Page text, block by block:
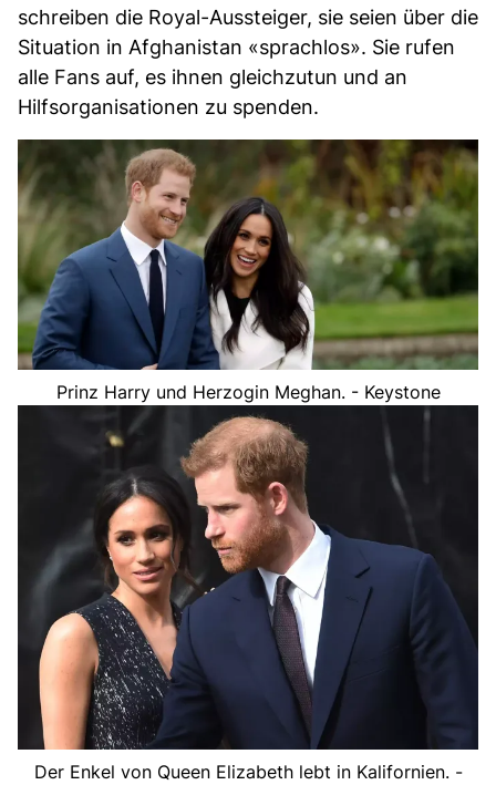
schreiben die Royal-Aussteiger, sie seien über die
Situation in Afghanistan «sprachlos». Sie rufen
alle Fans auf, es ihnen gleichzutun und an
Hilfsorganisationen zu spenden.
Prinz Harry und Herzogin Meghan. - Keystone
Der Enkel von Queen Elizabeth lebt in Kalifornien. -